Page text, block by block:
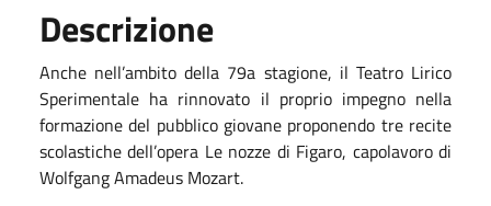
Descrizione
Anche nell’ambito della 79a stagione, il Teatro Lirico
Sperimentale ha rinnovato il proprio impegno nella
formazione del pubblico giovane proponendo tre recite
scolastiche dell’opera Le nozze di Figaro, capolavoro di
Wolfgang Amadeus Mozart.